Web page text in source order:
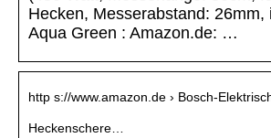
Hecken, Messerabstand: 26mm,
Aqua Green : Amazon.de: …
http s://www.amazon.de › Bosch-
Heckenschere…